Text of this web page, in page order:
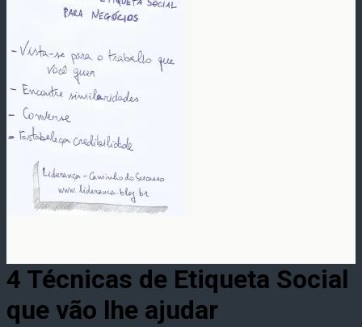
4 Técnicas de Etiqueta Social
que vão lhe ajudar